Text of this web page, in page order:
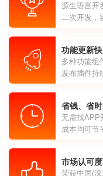
源生语言开
二次开发，
功能更新快
多种功能组
发布插件持
省钱、省
无需找APP
成本均可节
市场认可
荣获中国(深